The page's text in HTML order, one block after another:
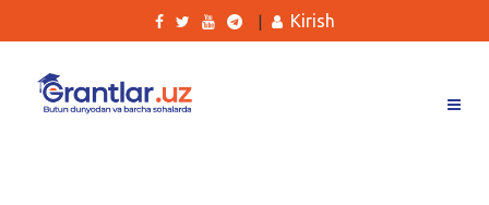
Kirish